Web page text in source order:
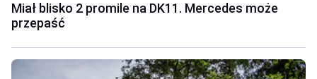
Miał blisko 2 promile na DK11. Mercedes może
przepaść